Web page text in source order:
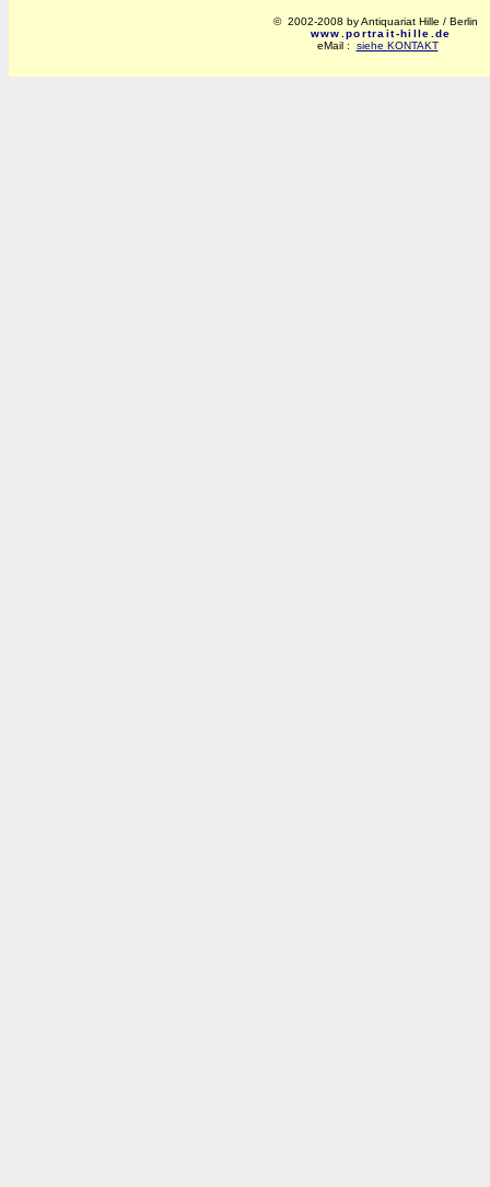
© 2002-2008 by Antiquariat Hille / Berlin
www.portrait-hille.de
eMail : siehe KONTAKT